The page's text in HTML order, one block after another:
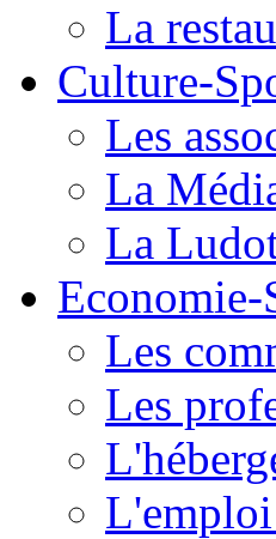
La
Culture-
Les
La
La
Economie-
Les
Les